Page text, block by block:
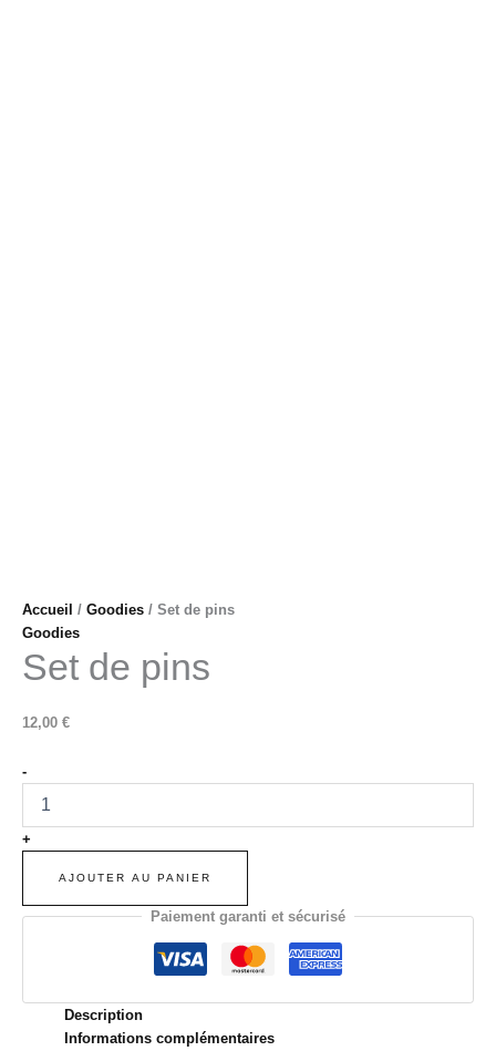
Accueil / Goodies / Set de pins
Goodies
Set de pins
12,00 €
-quantité
Set
de
+
AJOUTER AU PANIER
Paiement garanti et sécurisé
Description
Informations complémentaires